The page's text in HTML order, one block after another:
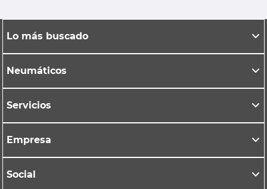
Lo más buscado
Neumáticos
Servicios
Empresa
Social